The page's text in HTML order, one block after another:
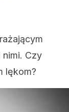
nimi. Czy
lękom?